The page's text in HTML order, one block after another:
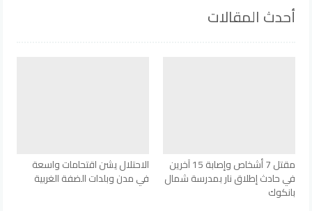
أحدث المقالات
مقتل 7 أشخاص وإصابة 15 آخرين
في حادث إطلاق نار بمدرسة شمال
بانكوك
الاحتلال يشن اقتحامات واسعة
في مدن وبلدات الضفة الغربية